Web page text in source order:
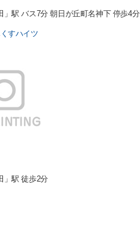
」駅 バス7分 朝日が丘町名神下 停歩4分
すハイツ
」駅 徒歩2分